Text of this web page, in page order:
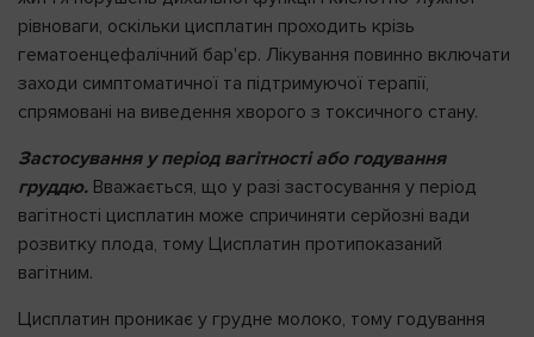
рівноваги, оскільки цисплатин проходить крізь
гематоенцефалічний бар'єр. Лікування повинно включати
заходи симптоматичної та підтримуючої терапії,
спрямовані на виведення хворого з токсичного стану.
Застосування у період вагітності або годування
груддю. Вважається, що у разі застосування у період
вагітності цисплатин може спричиняти серйозні вади
розвитку плода, тому Цисплатин протипоказаний
вагітним.
Цисплатин проникає у грудне молоко, тому годування